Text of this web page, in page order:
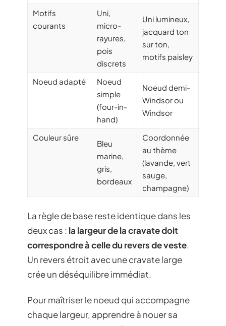
Motifs
courants
Uni,
micro-
rayures,
pois
discrets
Uni lumineux,
jacquard ton
sur ton,
motifs paisley
Noeud adapté
Noeud
simple
(four-in-
hand)
Noeud demi-
Windsor ou
Windsor
Couleur sûre
Bleu
marine,
gris,
bordeaux
Coordonnée
au thème
(lavande, vert
sauge,
champagne)
La règle de base reste identique dans les
deux cas : la largeur de la cravate doit
correspondre à celle du revers de veste.
Un revers étroit avec une cravate large
crée un déséquilibre immédiat.
Pour maîtriser le noeud qui accompagne
chaque largeur, apprendre à nouer sa